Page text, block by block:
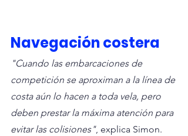
Navegación costera
"Cuando las embarcaciones de
competición se aproximan a la línea de
costa aún lo hacen a toda vela, pero
deben prestar la máxima atención para
evitar las colisiones", explica Simon.